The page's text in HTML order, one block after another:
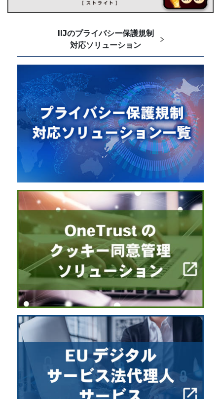
IIJのプライバシー保護規制
対応ソリューション